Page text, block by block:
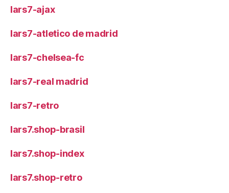
lars7-ajax
lars7-atletico de madrid
lars7-chelsea-fc
lars7-real madrid
lars7-retro
lars7.shop-brasil
lars7.shop-index
lars7.shop-retro